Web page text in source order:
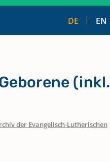
DE EN
(inkl.
der Evangelisch-Lutherischen